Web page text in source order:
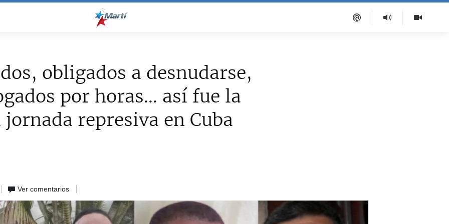
obligados a desnudarse,
por horas... así fue la
represiva en Cuba
Ver comentarios